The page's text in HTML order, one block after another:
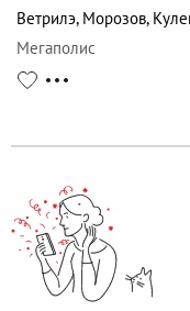
Ветрилэ, Морозов,
Мегаполис